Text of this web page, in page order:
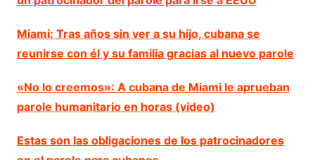
Miami: Tras años sin ver a su hijo, cubana se
reunirse con él y su familia gracias al nuevo parole
«No lo creemos»: A cubana de Miami le aprueban
parole humanitario en horas (video)
Estas son las obligaciones de los patrocinadores